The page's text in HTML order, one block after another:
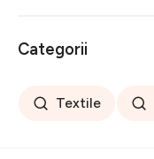
Categorii
Textile